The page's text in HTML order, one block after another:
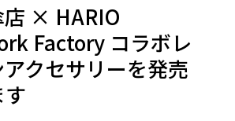
店 × HARIO
Factory コラボレ
クセサリーを発売